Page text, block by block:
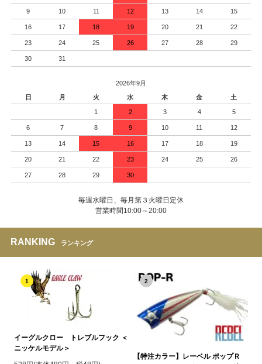
9 10 11 12 13 14 15
16 17 18 19 20 21 22
23 24 25 26 27 28 29
30 31
2026年9月
日
月 火 水 木 金 土
1 2 3 4 5
6 7 8 9 10 11 12
13 14 15 16 17 18 19
20 21 22 23 24 25 26
27 28 29 30
毎週水曜日、毎月第３火曜日定休
営業時間10:00～20:00
RANKING ランキング
1
イーグルクロー トレブルフック ＜
ニッケルモデル＞
2
【特注カラー】レーベル ポップＲ